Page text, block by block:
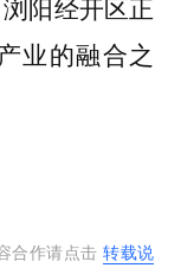
业的融合之
合作请点击转载说